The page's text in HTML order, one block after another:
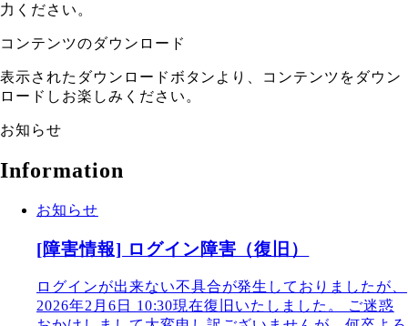
力ください。
コンテンツのダウンロード
表示されたダウンロードボタンより、コンテンツをダウン
ロードしお楽しみください。
お知らせ
Information
お知らせ
[障害情報] ログイン障害（復旧）
ログインが出来ない不具合が発生しておりましたが、
2026年2月6日 10:30現在復旧いたしました。 ご迷惑